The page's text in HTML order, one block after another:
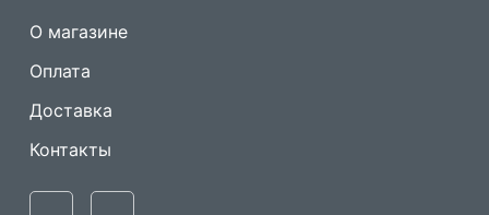
О магазине
Оплата
Доставка
Контакты